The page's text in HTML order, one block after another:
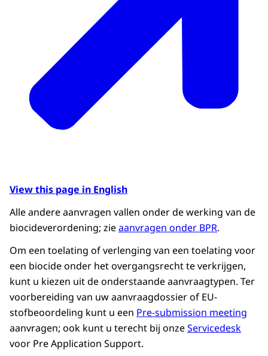
View this page in English
Alle andere aanvragen vallen onder de werking van de
biocideverordening; zieaanvragen onder BPR.
Om een toelating of verlenging van een toelating voor
een biocide onder het overgangsrecht te verkrijgen,
kunt u kiezen uit de onderstaande aanvraagtypen. Ter
voorbereiding van uw aanvraagdossier of EU-
stofbeoordeling kunt u een Pre-submission meeting
aanvragen; ook kunt u terecht bij onzeServicedesk
voor Pre Application Support.